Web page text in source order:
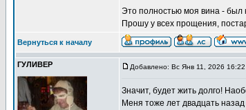
Это полностью моя вина - был
Прошу у всех прощения,
Вернуться к началу
ГУЛИВЕР Добавлено: Вс Янв 11, 2026 16:22
Значит, будет жить долго!
Меня тоже лет двадцать